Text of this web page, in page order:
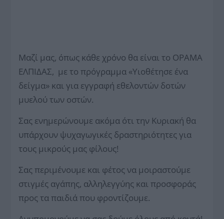
Μαζί μας, όπως κάθε χρόνο θα είναι το ΟΡΑΜΑ
ΕΛΠΙΔΑΣ, με το πρόγραμμα «Υιοθέτησε ένα
δείγμα» και για εγγραφή εθελοντών δοτών
μυελού των οστών.
Σας ενημερώνουμε ακόμα ότι την Κυριακή θα
υπάρχουν ψυχαγωγικές δραστηριότητες για
τους μικρούς μας φίλους!
Σας περιμένουμε και φέτος να μοιραστούμε
στιγμές αγάπης, αλληλεγγύης και προσφοράς
προς τα παιδιά που φροντίζουμε.